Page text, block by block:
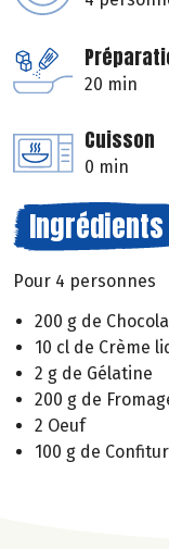
20 min
Cuisson
0 min
Ingrédients
Pour 4 personnes
200 g de
10 cl de Crème
2 g de Gélatine
200 g de
2 Oeuf
100 g de